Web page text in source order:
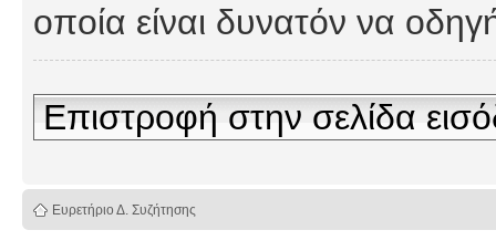
οποία είναι δυνατόν να
Επιστροφή στην σελίδα
Ευρετήριο Δ. Συζήτησης